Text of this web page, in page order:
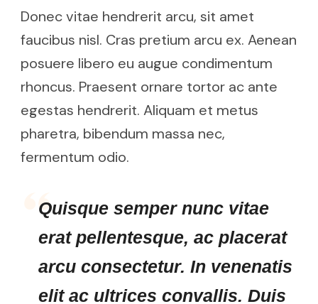
Donec vitae hendrerit arcu, sit amet
faucibus nisl. Cras pretium arcu ex. Aenean
posuere libero eu augue condimentum
rhoncus. Praesent ornare tortor ac ante
egestas hendrerit. Aliquam et metus
pharetra, bibendum massa nec,
fermentum odio.
Quisque semper nunc vitae
erat pellentesque, ac placerat
arcu consectetur. In venenatis
elit ac ultrices convallis. Duis